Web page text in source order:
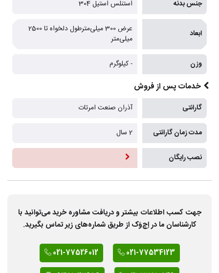
جنس بدنه استنلس استیل 304
ابعاد
عرض 300 میلی‌مترطول دلخواه تا 2500
میلی‌متر
وزن - کیلوگرم
خدمات پس از فروش
گارانتی آذران صنعت امرتات
مدت زمان گارانتی 2 سال
نصب رایگان
جهت کسب اطلاعات بیشتر و دریافت مشاوره خرید می‌توانید با
کارشناسان ما در اِچ‌وَک از طریق شماره‌های زیر تماس بگیرید.
021-77534123
021-77526012